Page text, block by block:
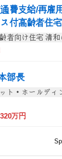
費支給/再雇
付高齢者住
者向け住宅 清和
部長
ト・ホールディ
万円